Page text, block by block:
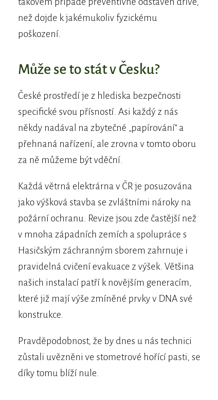
než dojde k jakémukoliv fyzickému
poškození.
Může se to stát v Česku?
České prostředí je z hlediska bezpečnosti
specifické svou přísností. Asi každý z nás
někdy nadával na zbytečné „papírování“ a
přehnaná nařízení, ale zrovna v tomto oboru
za ně můžeme být vděční.
Každá větrná elektrárna v ČR je posuzována
jako výšková stavba se zvláštními nároky na
požární ochranu. Revize jsou zde častější než
v mnoha západních zemích a spolupráce s
Hasičským záchranným sborem zahrnuje i
pravidelná cvičení evakuace z výšek. Většina
našich instalací patří k novějším generacím,
které již mají výše zmíněné prvky v DNA své
konstrukce.
Pravděpodobnost, že by dnes u nás technici
zůstali uvězněni ve stometrové hořící pasti, se
díky tomu blíží nule.